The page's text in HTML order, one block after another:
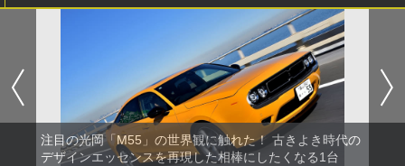
注目の光岡「M55」の世界観に触れた！ 古きよき時代の
デザインエッセンスを再現した相棒にしたくなる1台